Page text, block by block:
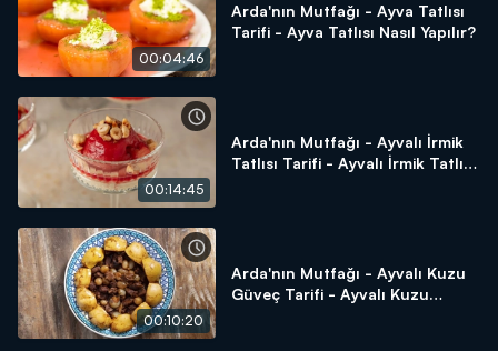
00:04:46
Arda'nın Mutfağı - Ayva Tatlısı
Tarifi - Ayva Tatlısı Nasıl Yapılır?
00:14:45
Arda'nın Mutfağı - Ayvalı İrmik
Tatlısı Tarifi - Ayvalı İrmik Tatlısı
00:10:20
Arda'nın Mutfağı - Ayvalı Kuzu
Güveç Tarifi - Ayvalı Kuzu